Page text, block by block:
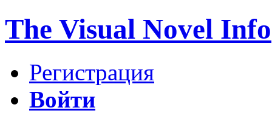
The Visual Novel Info
Регистрация
Войти